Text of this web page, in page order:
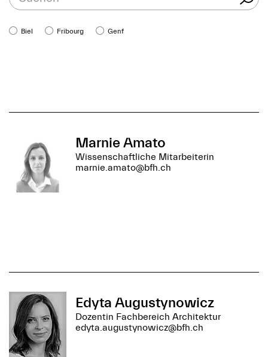
Biel Fribourg Genf
Marnie Amato
Wissenschaftliche Mitarbeiterin
marnie.amato@bfh.ch
Edyta Augustynowicz
Dozentin Fachbereich Architektur
edyta.augustynowicz@bfh.ch